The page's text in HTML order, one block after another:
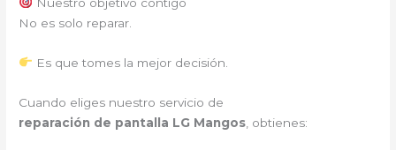
No es solo reparar.
Es que tomes la mejor decisión.
Cuando eliges nuestro servicio de
reparación de pantalla LG Mangos , obtienes: